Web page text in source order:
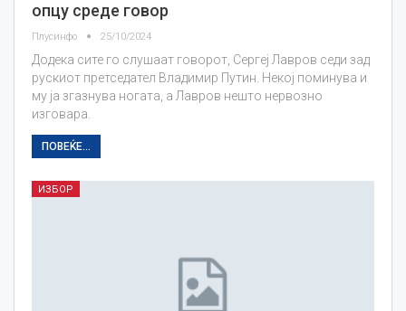
опцу среде говор
Плусинфо 25/10/2024
Додека сите го слушаат говорот, Сергеј Лавров седи зад
рускиот претседател Владимир Путин. Некој поминува и
му ја згазнува ногата, а Лавров нешто нервозно
изговара.
ПОВЕЌЕ...
ИЗБОР